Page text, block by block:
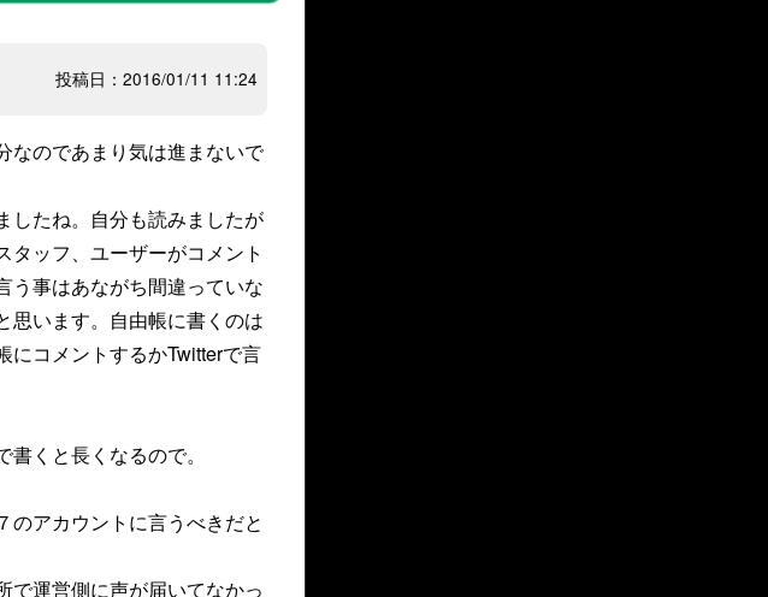
投稿日：2016/01/11 11:24
なのであまり気は進まないで
したね。自分も読みましたが
タッフ、ユーザーがコメント
う事はあながち間違っていな
思います。自由帳に書くのは
にコメントするかTwitterで言
くと長くなるので。
のアカウントに言うべきだと
で運営側に声が届いてなかっ